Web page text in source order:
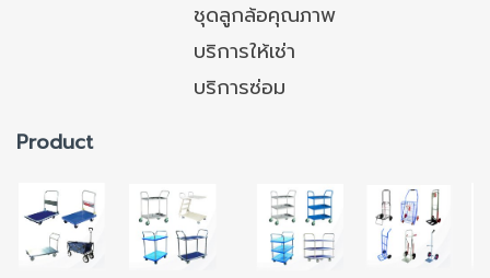
ชุดลูกล้อคุณภาพ
บริการให้เช่า
บริการซ่อม
Product